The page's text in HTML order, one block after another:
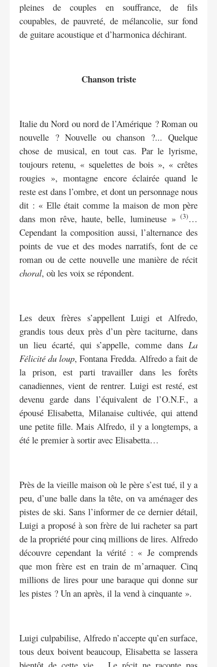
pleines de couples en souffrance, de fils
coupables, de pauvreté, de mélancolie, sur fond
de guitare acoustique et d’harmonica déchirant.
Chanson triste
Italie du Nord ou nord de l’Amérique ? Roman ou
nouvelle ? Nouvelle ou chanson ?... Quelque
chose de musical, en tout cas. Par le lyrisme,
toujours retenu, « squelettes de bois », « crêtes
rougies », montagne encore éclairée quand le
reste est dans l’ombre, et dont un personnage nous
dit : « Elle était comme la maison de mon père
dans mon rêve, haute, belle, lumineuse » (3)…
Cependant la composition aussi, l’alternance des
points de vue et des modes narratifs, font de ce
roman ou de cette nouvelle une manière de récit
choral, où les voix se répondent.
Les deux frères s’appellent Luigi et Alfredo,
grandis tous deux près d’un père taciturne, dans
un lieu écarté, qui s’appelle, comme dans La
Félicité du loup, Fontana Fredda. Alfredo a fait de
la prison, est parti travailler dans les forêts
canadiennes, vient de rentrer. Luigi est resté, est
devenu garde dans l’équivalent de l’O.N.F., a
épousé Elisabetta, Milanaise cultivée, qui attend
une petite fille. Mais Alfredo, il y a longtemps, a
été le premier à sortir avec Elisabetta…
Près de la vieille maison où le père s’est tué, il y a
peu, d’une balle dans la tête, on va aménager des
pistes de ski. Sans l’informer de ce dernier détail,
Luigi a proposé à son frère de lui racheter sa part
de la propriété pour cinq millions de lires. Alfredo
découvre cependant la vérité : « Je comprends
que mon frère est en train de m’arnaquer. Cinq
millions de lires pour une baraque qui donne sur
les pistes ? Un an après, il la vend à cinquante ».
Luigi culpabilise, Alfredo n’accepte qu’en surface,
tous deux boivent beaucoup, Elisabetta se lassera